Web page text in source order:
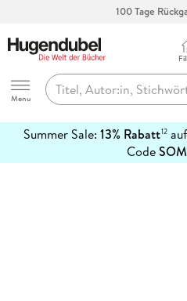
100 Tage
Hugendubel
Menu
Summer Sale: 13% Rabatt12
Code
erfahren